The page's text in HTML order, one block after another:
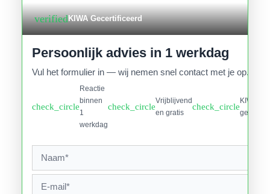
verifiedKIWA Gecertificeerd
Persoonlijk advies in 1 werkdag
Vul het formulier in — wij nemen snel contact met je op.
check_circle
Reactie
binnen
1
werkdag
check_circle
Vrijblijvend
en gratis
check_circle
KIWA